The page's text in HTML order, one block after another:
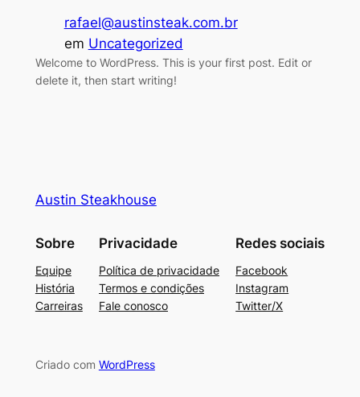
rafael@austinsteak.com.br
em Uncategorized
Welcome to WordPress. This is your first post. Edit or
delete it, then start writing!
Austin Steakhouse
Sobre
Equipe
História
Carreiras
Privacidade
Política de privacidade
Termos e condições
Fale conosco
Redes sociais
Facebook
Instagram
Twitter/X
Criado com WordPress